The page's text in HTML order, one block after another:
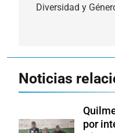
Diversidad y
Noticias
por